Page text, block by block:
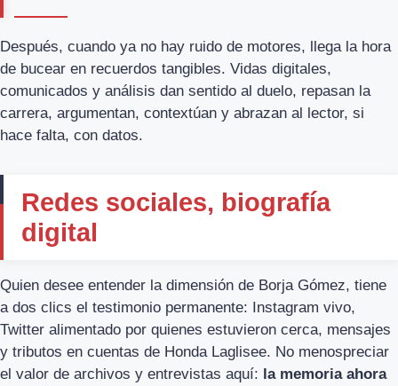
Después, cuando ya no hay ruido de motores, llega la hora
de bucear en recuerdos tangibles. Vidas digitales,
comunicados y análisis dan sentido al duelo, repasan la
carrera, argumentan, contextúan y abrazan al lector, si
hace falta, con datos.
Redes sociales, biografía
digital
Quien desee entender la dimensión de Borja Gómez, tiene
a dos clics el testimonio permanente: Instagram vivo,
Twitter alimentado por quienes estuvieron cerca, mensajes
y tributos en cuentas de Honda Laglisee. No menospreciar
el valor de archivos y entrevistas aquí: la memoria ahora